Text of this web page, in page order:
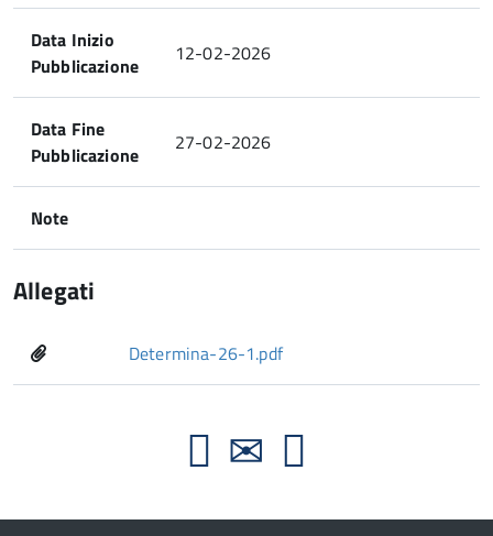
Data Inizio
Pubblicazione
12-02-2026
Data Fine
Pubblicazione
27-02-2026
Note
Allegati
Determina-26-1.pdf